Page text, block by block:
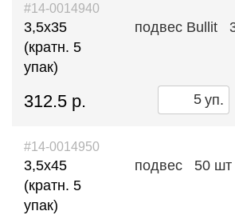
#14-0014940
3,5х35
(кратн. 5
упак)
подвес Bullit
312.5 р. уп.
#14-0014950
3,5х45
(кратн. 5
упак)
подвес 50 шт